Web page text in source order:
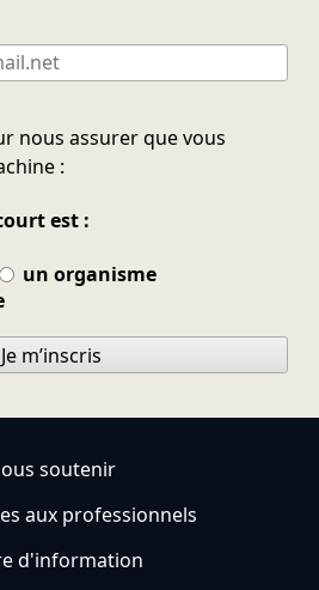
nous assurer que vous
:
est :
un organisme
Je m’inscris
soutenir
aux professionnels
d'information